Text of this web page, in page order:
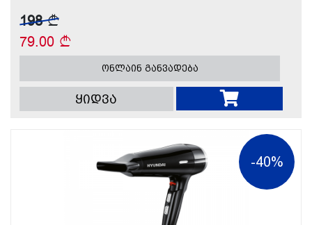
198
79.00
ონლაინ განვადება
ყიდვა
-40%